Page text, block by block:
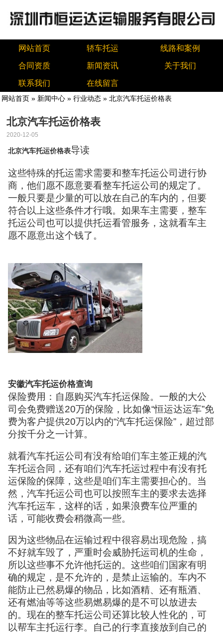
网站首页 轿车托运 线路和案例
合同资质 新闻资讯 关于我们
联系我们 在线留言
网站首页 » 新闻中心 » 行业动态 » 北京汽车托运价格表
北京汽车托运价格表
2020-12-05
北京汽车托运价格表导读
这些特殊的托运需求需要和整车托运公司进行协
商，他们愿不愿意要看整车托运公司的规定了。
一般只要是少量的可以放在自己的车内的，但要
符合以上这些条件才行哦。如果车主需要，整车
托运公司也可以提供托运看管服务，这就看车主
愿不愿意出这个钱了。
安徽汽车托运价格查询
保险费用：自愿购买汽车托运保险。一般的大公
司会免费赠送20万的保险，比如像“恒运达运车”免
费为客户提供20万以内的“汽车托运保险”，超过部
分按千分之一计算。
就看汽车托运公司有没有给咱们车主签正规的汽
车托运合同，还有咱们汽车托运过程中有没有托
运保险的保障，这些是咱们车主需要担心的。当
然，汽车托运公司也可以按照车主的要求去选择
汽车托运车，这样的话，如果浪费车位严重的
话，可能收费会稍微高一些。
因为这些物品在运输过程中很容易出现危险，搞
不好就车毁了，严重时会威胁托运司机的生命，
所以这些事不允许他托运的。这些咱们国家有明
确的规定，是不允许的，是禁止运输的。车内不
能防止已然易爆的物品，比如酒精、还有瓶酒、
还有燃油等等这些易燃易爆的是不可以放进去
的。现在的整车托运公司还算比较人性化的，可
以帮车主托运行李。自己的行李直接放到自己的